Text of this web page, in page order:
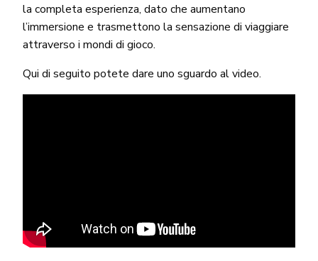
la completa esperienza, dato che aumentano
l’immersione e trasmettono la sensazione di viaggiare
attraverso i mondi di gioco.
Qui di seguito potete dare uno sguardo al video.